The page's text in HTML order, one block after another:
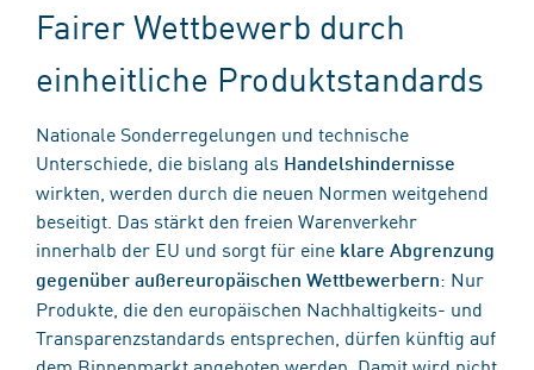
Fairer Wettbewerb durch
einheitliche Produktstandards
Nationale Sonderregelungen und technische
Unterschiede, die bislang als Handelshindernisse
wirkten, werden durch die neuen Normen weitgehend
beseitigt. Das stärkt den freien Warenverkehr
innerhalb der EU und sorgt für eine klare Abgrenzung
gegenüber außereuropäischen Wettbewerbern: Nur
Produkte, die den europäischen Nachhaltigkeits- und
Transparenzstandards entsprechen, dürfen künftig auf
dem Binnenmarkt angeboten werden. Damit wird nicht